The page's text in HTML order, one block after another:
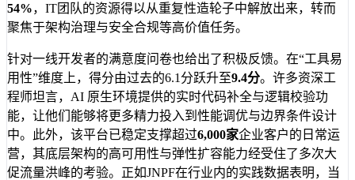
54%，IT团队的资源得以从重复性造轮子中解放出来，转而
聚焦于架构治理与安全合规等高价值任务。
针对一线开发者的满意度问卷也给出了积极反馈。在“工具易
用性”维度上，得分由过去的6.1分跃升至9.4分。许多资深工
程师坦言，AI 原生环境提供的实时代码补全与逻辑校验功
能，让他们能够将更多精力投入到性能调优与边界条件设计
中。此外，该平台已稳定支撑超过6,000家企业客户的日常运
营，其底层架构的高可用性与弹性扩容能力经受住了多次大
促流量洪峰的考验。正如JNPF在行业内的实践数据表明，当